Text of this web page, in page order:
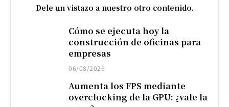
Dele un vistazo a nuestro otro contenido.
Cómo se ejecuta hoy la
construcción de oficinas para
empresas
06/08/2026
Aumenta los FPS mediante
overclocking de la GPU: ¿vale la